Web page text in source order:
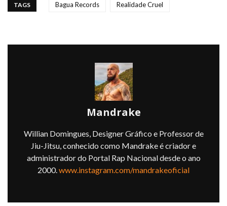
TAGS Bagua Records Realidade Cruel
Mandrake
Willian Domingues, Designer Gráfico e Professor de
Jiu-Jitsu, conhecido como Mandrake é criador e
administrador do Portal Rap Nacional desde o ano
2000.www.instagram.com/mandrakeoficial